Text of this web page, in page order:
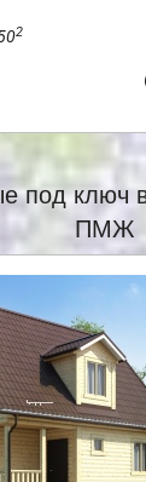
2
под ключ
ПМЖ